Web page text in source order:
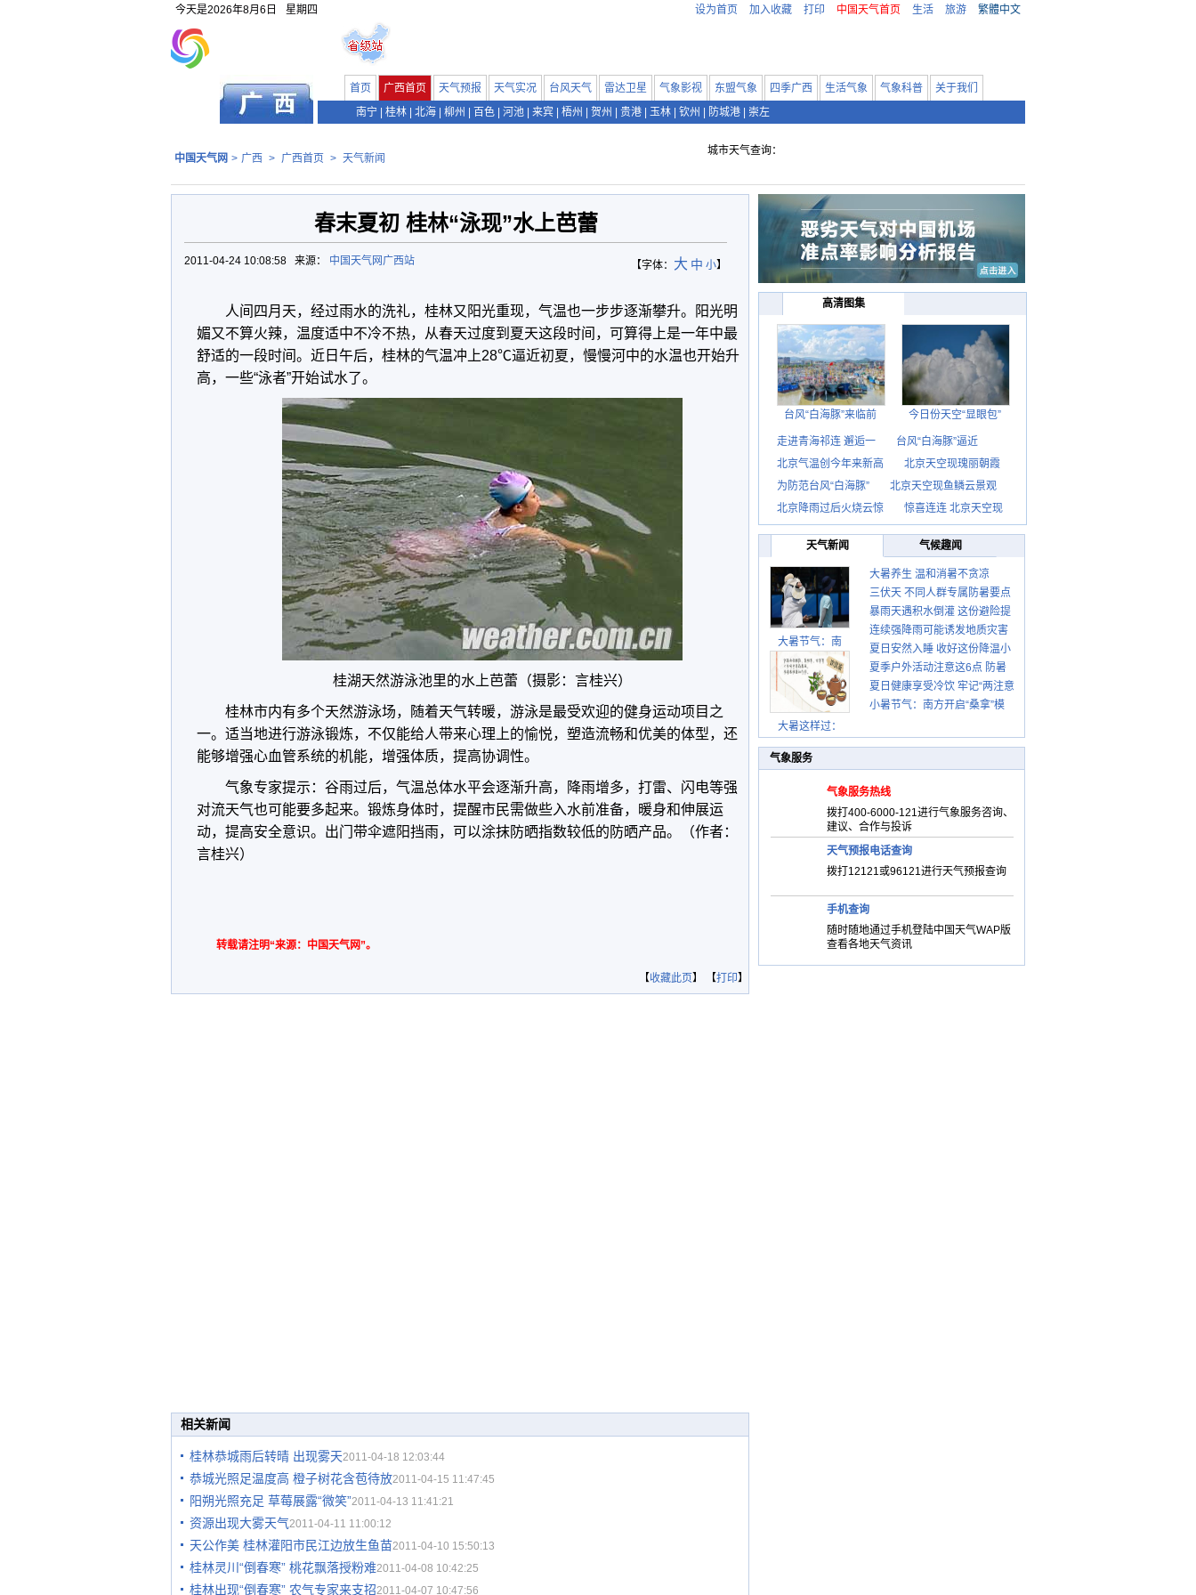
今天是2026年8月6日 星期四 设为首页 加入收藏 打印 中国天气首页 生活 旅游 繁體中文
首页 广西首页 天气预报 天气实况 台风天气 雷达卫星 气象影视 东盟气象 四季广西 生活气象 气象科普
关于我们
南宁
桂林 北海 柳州 百色 河池 来宾 梧州 贺州 贵港 玉林 钦州 防城港 崇左
中国天气网 > 广西 > 广西首页 > 天气新闻
城市天气查询：
春末夏初 桂林“泳现”水上芭蕾
【字体： 大 中 小】
2011-04-24 10:08:58 来源： 中国天气网广西站
人间四月天，经过雨水的洗礼，桂林又阳光重现，气温也一步步逐渐攀升。阳光明
媚又不算火辣，温度适中不冷不热，从春天过度到夏天这段时间，可算得上是一年中最
舒适的一段时间。近日午后，桂林的气温冲上28℃逼近初夏，慢慢河中的水温也开始升
高，一些“泳者”开始试水了。
桂湖天然游泳池里的水上芭蕾（摄影：言桂兴）
桂林市内有多个天然游泳场，随着天气转暖，游泳是最受欢迎的健身运动项目之
一。适当地进行游泳锻炼，不仅能给人带来心理上的愉悦，塑造流畅和优美的体型，还
能够增强心血管系统的机能，增强体质，提高协调性。
气象专家提示：谷雨过后，气温总体水平会逐渐升高，降雨增多，打雷、闪电等强
对流天气也可能要多起来。锻炼身体时，提醒市民需做些入水前准备，暖身和伸展运
动，提高安全意识。出门带伞遮阳挡雨，可以涂抹防晒指数较低的防晒产品。（作者：
言桂兴）
转载请注明“来源：中国天气网”。
【收藏此页】 【打印】
相关新闻
桂林恭城雨后转晴 出现雾天2011-04-18 12:03:44
恭城光照足温度高 橙子树花含苞待放2011-04-15 11:47:45
阳朔光照充足 草莓展露“微笑”2011-04-13 11:41:21
资源出现大雾天气2011-04-11 11:00:12
天公作美 桂林灌阳市民江边放生鱼苗2011-04-10 15:50:13
桂林灵川“倒春寒” 桃花飘落授粉难2011-04-08 10:42:25
桂林出现“倒春寒” 农气专家来支招2011-04-07 10:47:56
高清图集
台风“白海豚”来临前 今日份天空“显眼包”
走进青海祁连 邂逅一
台风“白海豚”逼近
北京气温创今年来新高
北京天空现瑰丽朝霞
为防范台风“白海豚”
北京天空现鱼鳞云景观
北京降雨过后火烧云惊
惊喜连连 北京天空现
天气新闻 气候趣闻
大暑节气：南
大暑这样过：
大暑养生 温和消暑不贪凉
三伏天 不同人群专属防暑要点
请收好
暴雨天遇积水倒灌 这份避险提
示请收好
连续强降雨可能诱发地质灾害
这些前兆要知道
夏日安然入睡 收好这份降温小
贴士
夏季户外活动注意这6点 防暑
健身两不误
夏日健康享受冷饮 牢记“两注意
一控制”
小暑节气：南方开启“桑拿”模
气象服务
气象服务热线
拨打400-6000-121进行气象服务咨询、
建议、合作与投诉
天气预报电话查询
拨打12121或96121进行天气预报查询
手机查询
随时随地通过手机登陆中国天气WAP版
查看各地天气资讯